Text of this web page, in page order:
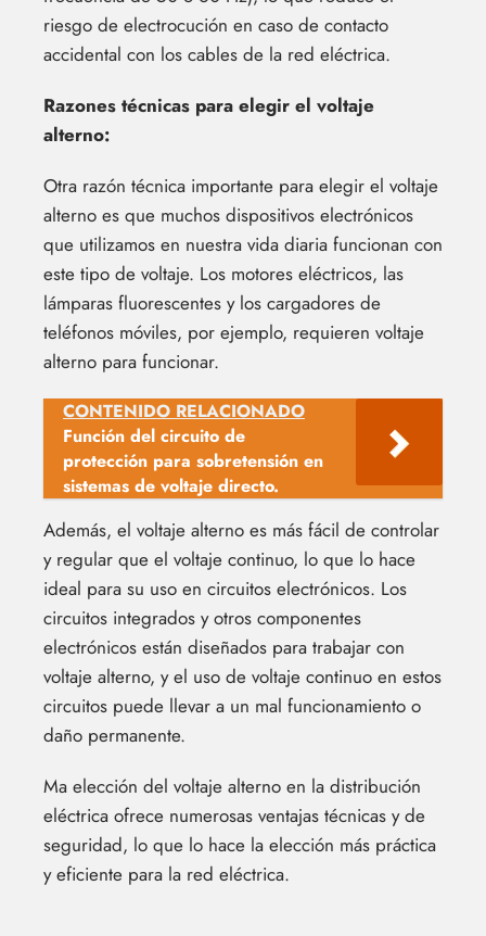
riesgo de electrocución en caso de contacto
accidental con los cables de la red eléctrica.
Razones técnicas para elegir el voltaje
alterno:
Otra razón técnica importante para elegir el voltaje
alterno es que muchos dispositivos electrónicos
que utilizamos en nuestra vida diaria funcionan con
este tipo de voltaje. Los motores eléctricos, las
lámparas fluorescentes y los cargadores de
teléfonos móviles, por ejemplo, requieren voltaje
alterno para funcionar.
CONTENIDO RELACIONADO
Función del circuito de
protección para sobretensión en
sistemas de voltaje directo.
Además, el voltaje alterno es más fácil de controlar
y regular que el voltaje continuo, lo que lo hace
ideal para su uso en circuitos electrónicos. Los
circuitos integrados y otros componentes
electrónicos están diseñados para trabajar con
voltaje alterno, y el uso de voltaje continuo en estos
circuitos puede llevar a un mal funcionamiento o
daño permanente.
Ma elección del voltaje alterno en la distribución
eléctrica ofrece numerosas ventajas técnicas y de
seguridad, lo que lo hace la elección más práctica
y eficiente para la red eléctrica.